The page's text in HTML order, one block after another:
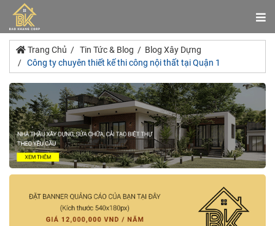
Trang Chủ Tin Tức & Blog
Blog Xây Dựng
Công ty chuyên thiết kế thi công nội thất tại Quận 1